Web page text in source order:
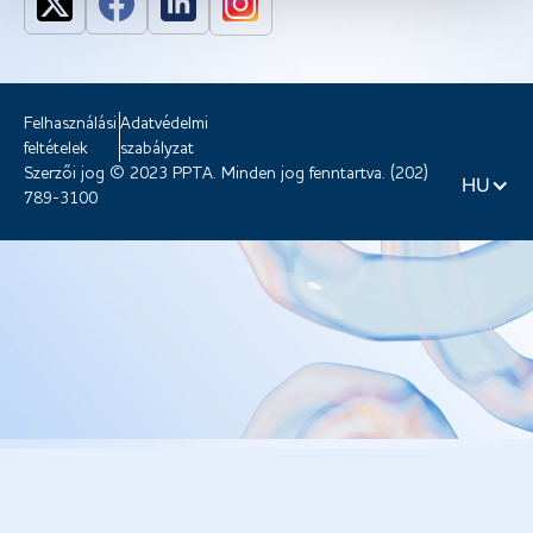
Felhasználási
feltételek
Adatvédelmi
szabályzat
Szerzői jog © 2023 PPTA. Minden jog fenntartva. (202)
789-3100
HU